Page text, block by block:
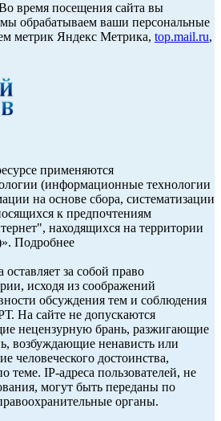
время посещения сайта вы
мы обрабатываем ваши персональные
метрик Яндекс Метрика, top.mail.ru,
применяются
(информационные технологии
на основе сбора, систематизации
к предпочтениям
находящихся на территории
Подробнее
за собой право
исходя из соображений
обсуждения тем и соблюдения
На сайте не допускаются
нецензурную брань, разжигающие
возбуждающие ненависть или
человеческого достоинства,
теме. IP-адреса пользователей, не
могут быть переданы по
органы.